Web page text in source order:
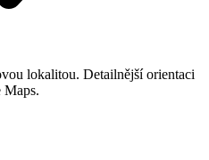
lokalitou. Detailnější orientaci
Maps.